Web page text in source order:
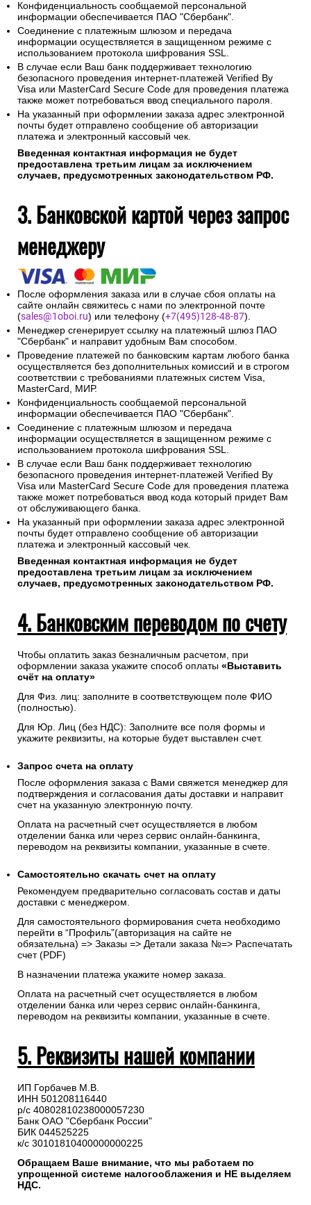
Конфиденциальность сообщаемой персональной
информации обеспечивается ПАО "Сбербанк".
Соединение с платежным шлюзом и передача
информации осуществляется в защищенном режиме с
использованием протокола шифрования SSL.
В случае если Ваш банк поддерживает технологию
безопасного проведения интернет-платежей Verified By
Visa или MasterCard Secure Code для проведения платежа
также может потребоваться ввод специального пароля.
На указанный при оформлении заказа адрес электронной
почты будет отправлено сообщение об авторизации
платежа и электронный кассовый чек.
Введенная контактная информация не будет
предоставлена третьим лицам за исключением
случаев, предусмотренных законодательством РФ.
3. Банковской картой через запрос
менеджеру
После оформления заказа или в случае сбоя оплаты на
сайте онлайн свяжитесь с нами по электронной почте
(sales@1oboi.ru) или телефону (+7(495)128-48-87).
Менеджер сгенерирует ссылку на платежный шлюз ПАО
"Сбербанк" и направит удобным Вам способом.
Проведение платежей по банковским картам любого банка
осуществляется без дополнительных комиссий и в строгом
соответствии с требованиями платежных систем Visa,
MasterCard, МИР.
Конфиденциальность сообщаемой персональной
информации обеспечивается ПАО "Сбербанк".
Соединение с платежным шлюзом и передача
информации осуществляется в защищенном режиме с
использованием протокола шифрования SSL.
В случае если Ваш банк поддерживает технологию
безопасного проведения интернет-платежей Verified By
Visa или MasterCard Secure Code для проведения платежа
также может потребоваться ввод кода который придет Вам
от обслуживающего банка.
На указанный при оформлении заказа адрес электронной
почты будет отправлено сообщение об авторизации
платежа и электронный кассовый чек.
Введенная контактная информация не будет
предоставлена третьим лицам за исключением
случаев, предусмотренных законодательством РФ.
4. Банковским переводом по счету
Чтобы оплатить заказ безналичным расчетом, при
оформлении заказа укажите способ оплаты «Выставить
счёт на оплату»
Для Физ. лиц: заполните в соответствующем поле ФИО
(полностью).
Для Юр. Лиц (без НДС): Заполните все поля формы и
укажите реквизиты, на которые будет выставлен счет.
Запрос счета на оплату
После оформления заказа с Вами свяжется менеджер для
подтверждения и согласования даты доставки и направит
счет на указанную электронную почту.
Оплата на расчетный счет осуществляется в любом
отделении банка или через сервис онлайн-банкинга,
переводом на реквизиты компании, указанные в счете.
Самостоятельно скачать счет на оплату
Рекомендуем предварительно согласовать состав и даты
доставки с менеджером.
Для самостоятельного формирования счета необходимо
перейти в “Профиль”(авторизация на сайте не
обязательна) => Заказы => Детали заказа №=> Распечатать
счет (PDF)
В назначении платежа укажите номер заказа.
Оплата на расчетный счет осуществляется в любом
отделении банка или через сервис онлайн-банкинга,
переводом на реквизиты компании, указанные в счете.
5. Реквизиты нашей компании
ИП Горбачев М.В.
ИНН 501208116440
р/с 40802810238000057230
Банк ОАО "Сбербанк России"
БИК 044525225
к/с 30101810400000000225
Обращаем Ваше внимание, что мы работаем по
упрощенной системе налогооблажения и НЕ выделяем
НДС.